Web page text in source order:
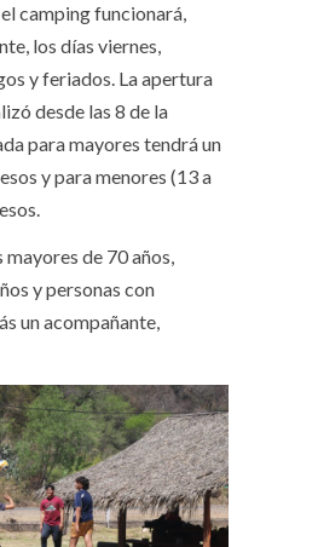
camping funcionará,
los días viernes,
y feriados. La apertura
desde las 8 de la
para mayores tendrá un
y para menores (13 a
de 70 años,
y personas con
un acompañante,